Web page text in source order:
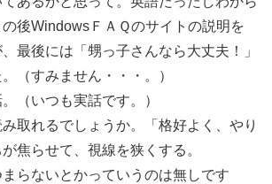
後WindowsＦＡＱのサイトの説明を
最後には「甥っ子さんなら大丈夫！」
（すみません・・・。）
（いつも実話です。）
取れるでしょうか。「格好よく、やり
焦らせて、視線を狭くする。
らないとかっていうのは無しです